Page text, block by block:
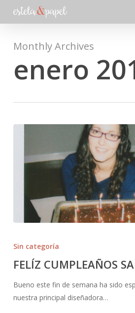
contentMonthly Archives
enero
Sin categoría
FELÍZ CUMPLEAÑOS
Bueno este fin de semana ha sido
nuestra principal diseñadora…